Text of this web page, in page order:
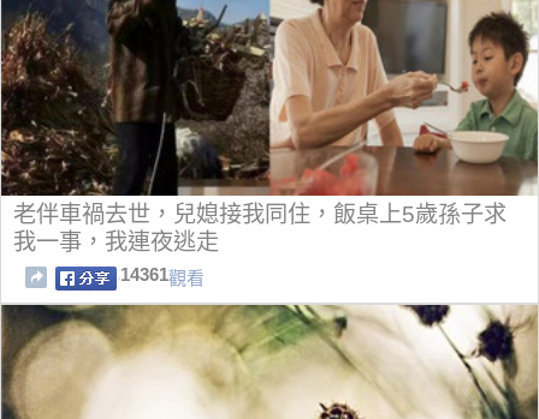
老伴車禍去世，兒媳接我同住，飯桌上5歲孫子求
我一事，我連夜逃走
14361觀看